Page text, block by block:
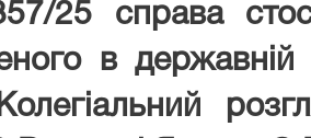
25 справа
в